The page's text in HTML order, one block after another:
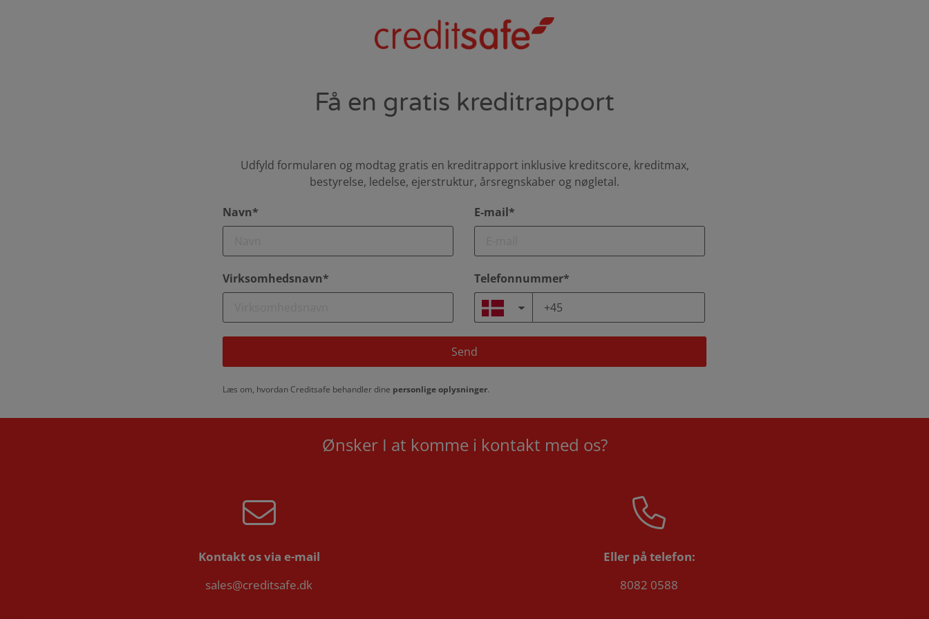
Få en gratis kreditrapport
Udfyld formularen og modtag gratis en kreditrapport inklusive kreditscore, kreditmax,
bestyrelse, ledelse, ejerstruktur, årsregnskaber og nøgletal.
Navn*
E-mail*
Virksomhedsnavn* Telefonnummer*
Send
Læs om, hvordan Creditsafe behandler dine personlige oplysninger.
Ønsker I at komme i kontakt med os?
Kontakt os via e-mail
sales@creditsafe.dk
Eller på telefon:
8082 0588